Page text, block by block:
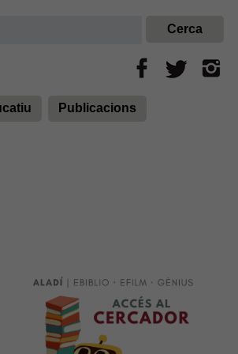
Publicacions